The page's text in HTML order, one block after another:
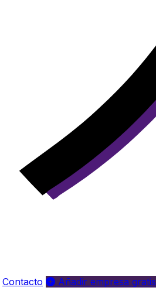
Contacto Añadir empresa gratis